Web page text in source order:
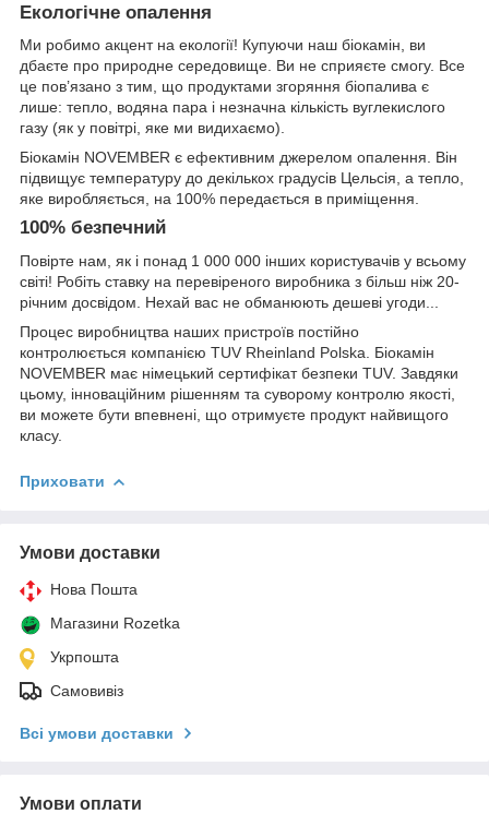
Екологічне опалення
Ми робимо акцент на екології! Купуючи наш біокамін, ви
дбаєте про природне середовище. Ви не сприяєте смогу. Все
це пов’язано з тим, що продуктами згоряння біопалива є
лише: тепло, водяна пара і незначна кількість вуглекислого
газу (як у повітрі, яке ми видихаємо).
Біокамін NОVEMВER є ефективним джерелом опалення. Він
підвищує температуру до декількох градусів Цельсія, а тепло,
яке виробляється, на 100% передається в приміщення.
100% безпечний
Повірте нам, як і понад 1 000 000 інших користувачів у всьому
світі! Робіть ставку на перевіреного виробника з більш ніж 20-
річним досвідом. Нехай вас не обманюють дешеві угоди...
Процес виробництва наших пристроїв постійно
контролюється компанією TUV Rheinland Polska. Біокамін
NОVEMВER має німецький сертифікат безпеки TUV. Завдяки
цьому, інноваційним рішенням та суворому контролю якості,
ви можете бути впевнені, що отримуєте продукт найвищого
класу.
Приховати
Умови доставки
Нова Пошта
Магазини Rozetka
Укрпошта
Самовивіз
Всі умови доставки
Умови оплати